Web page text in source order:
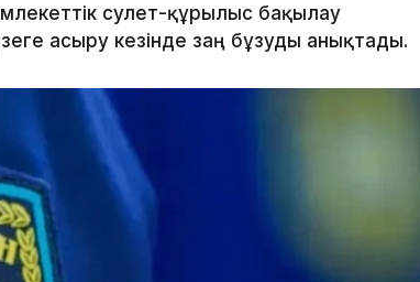
сәулет-құрылыс бақылау
асыру кезінде заң бұзуды анықтады.